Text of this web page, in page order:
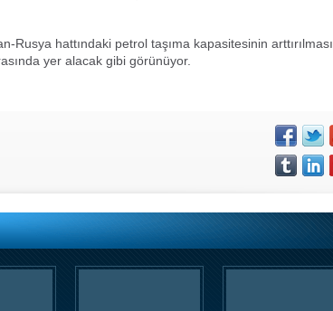
hattındaki petrol taşıma kapasitesinin arttırılması
yer alacak gibi görünüyor.